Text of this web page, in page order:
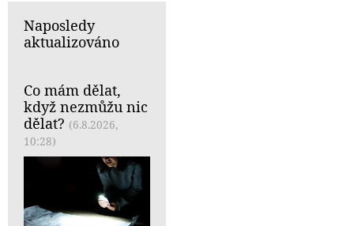
Naposledy
aktualizováno
Co mám dělat,
když nezmůžu nic
dělat? (6.8.2026,
10:28)